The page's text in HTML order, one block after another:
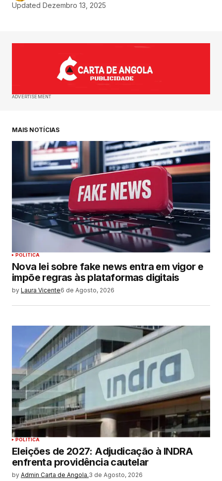
Updated Dezembro 13, 2025
ADVERTISEMENT
MAIS NOTÍCIAS
POLITICA
Nova lei sobre fake news entra em vigor e
impõe regras às plataformas digitais
by Laura Vicente6 de Agosto, 2026
POLITICA
Eleições de 2027: Adjudicação à INDRA
enfrenta providência cautelar
by Admin Carta de Angola.3 de Agosto, 2026